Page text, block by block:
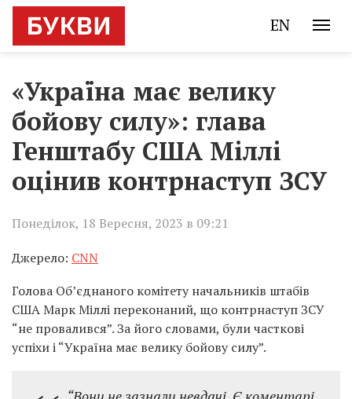
EN
«Україна має велику
бойову силу»: глава
Генштабу США Міллі
оцінив контрнаступ ЗСУ
Понеділок, 18 Вересня, 2023 в 09:21
Джерело: CNN
Голова Об’єднаного комітету начальників штабів
США Марк Міллі переконаний, що контрнаступ ЗСУ
“не провалився”. За його словами, були часткові
успіхи і “Україна має велику бойову силу”.